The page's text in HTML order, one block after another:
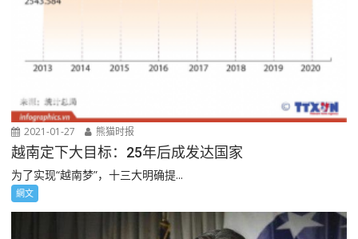
2021-01-27 熊猫时报
越南定下大目标：25年后成发达国家
为了实现“越南梦”，十三大明确提...
網文